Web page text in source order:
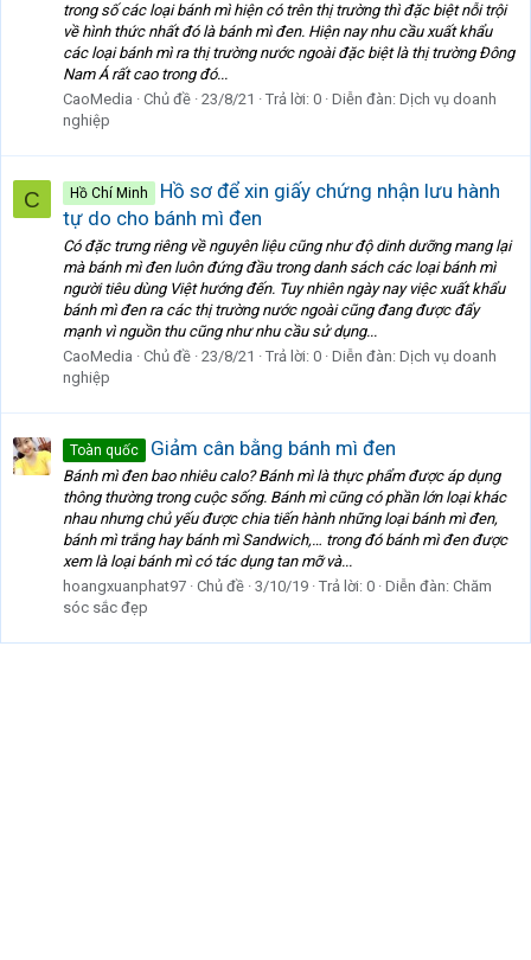
trong số các loại bánh mì hiện có trên thị trường thì đặc biệt nỗi trội
về hình thức nhất đó là bánh mì đen. Hiện nay nhu cầu xuất khẩu
các loại bánh mì ra thị trường nước ngoài đặc biệt là thị trường Đông
Nam Á rất cao trong đó...
CaoMedia
Chủ đề 23/8/21 Trả lời: 0 Diễn đàn: Dịch vụ doanh
nghiệp
C Hồ Chí Minh
Hồ sơ để xin giấy chứng nhận lưu hành
tự do cho bánh mì đen
Có đặc trưng riêng về nguyên liệu cũng như độ dinh dưỡng mang lại
mà bánh mì đen luôn đứng đầu trong danh sách các loại bánh mì
người tiêu dùng Việt hướng đến. Tuy nhiên ngày nay việc xuất khẩu
bánh mì đen ra các thị trường nước ngoài cũng đang được đẩy
mạnh vì nguồn thu cũng như nhu cầu sử dụng...
CaoMedia
Chủ đề 23/8/21 Trả lời: 0 Diễn đàn: Dịch vụ doanh
nghiệp
Toàn quốc Giảm cân bằng bánh mì đen
Bánh mì đen bao nhiêu calo? Bánh mì là thực phẩm được áp dụng
thông thường trong cuộc sống. Bánh mì cũng có phần lớn loại khác
nhau nhưng chủ yếu được chia tiến hành những loại bánh mì đen,
bánh mì trắng hay bánh mì Sandwich,… trong đó bánh mì đen được
xem là loại bánh mì có tác dụng tan mỡ và...
hoangxuanphat97 Chủ đề 3/10/19 Trả lời: 0 Diễn đàn: Chăm
sóc sắc đẹp